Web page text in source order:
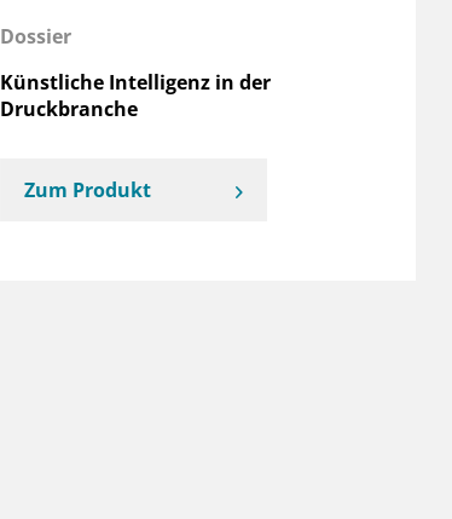
Dossier
Künstliche Intelligenz in der
Druckbranche
Zum Produkt